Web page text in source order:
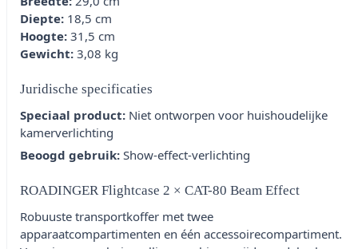
Diepte: 18,5 cm
Hoogte: 31,5 cm
Gewicht: 3,08 kg
Juridische specificaties
Speciaal product: Niet ontworpen voor huishoudelijke
kamerverlichting
Beoogd gebruik: Show-effect-verlichting
ROADINGER Flightcase 2 × CAT-80 Beam Effect
Robuuste transportkoffer met twee
apparaatcompartimenten en één accessoirecompartiment.